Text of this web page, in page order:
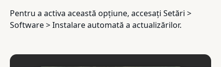
Pentru a activa această opțiune, accesați Setări >
Software > Instalare automată a actualizărilor.